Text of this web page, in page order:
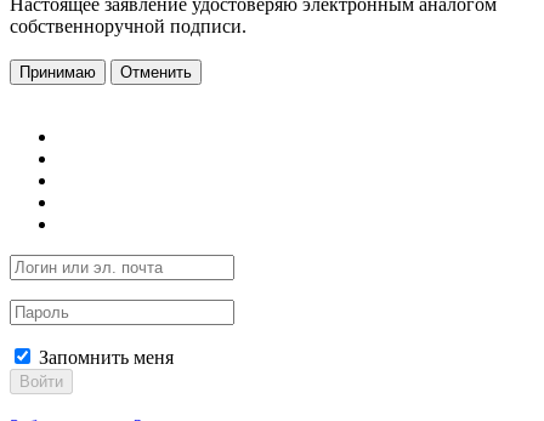
Настоящее заявление удостоверяю электронным аналогом
собственноручной подписи.
Принимаю Отменить
Запомнить меня
Войти